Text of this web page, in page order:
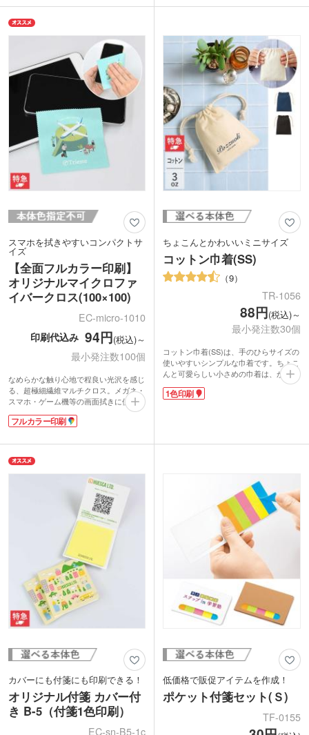
1色印刷・箔押し・フルカラー印刷で、
お持ちのロゴ・文字・イラストを印刷い
たします。学生から社会人、主婦の方ま
で、どなたにも喜ばれるお役立ちアイテ
ム。適度な粘着力、書きやすい紙質・色
とサイズで、スタッフからの支持も熱い
大人気ふせんです。
す。手軽に配れる実用的な販促品とし
躍なアイテムです。
--------------------------
【かんたんデザインテンプレートありま
お好きなデザインを選ぶだけ。データが
作れなくても簡単にオリジナル制作がで
きます。
--------------------------
スマホを拭きやすいコンパクトサ
イズ
【全面フルカラー印刷】
オリジナルマイクロファ
イバークロス(100×100)
EC-micro-1010
印刷代込み 94円(税込)～
最小発注数100個
なめらかな触り心地で程良い光沢を感じ
る、超極細繊維マルチクロス。メガネ・
スマホ・ゲーム機等の画面拭きに使えま
す。指紋や油膜を洗剤無しで、乾拭きす
るだけでキレイに拭き取れます。速乾性
全面にフルカラー印刷が可能で、販促効
果もばっちり！ 約W100×H100mmのコ
ンパクトサイズで、来場者プレゼントや
キャンペーンの景品として配りやすいの
も魅力です。アーティストやキャラクタ
ーグッズの制作、同人イベントなど、幅
広いシーンで活躍します。
フルカラー印刷
ちょこんとかわいいミニサイズ
コットン巾着(SS)
9
TR-1056
88円(税込)～
最小発注数30個
コットン巾着(SS)は、手のひらサイズの
使いやすいシンプルな巾着です。ちょこ
んと可愛らしい小さめの巾着は、かさば
らないので小物の持ち歩きに最適です。
アクセサリーやコスメ、充電コードなど
インに名入れが映えます。オリジナルグ
ッズの作成や、お菓子などを入れてギフ
ト用のパッケージとして使ってもオシャ
1色印刷
カバーにも付箋にも印刷できる！
オリジナル付箋 カバー付
き B-5（付箋1色印刷）
EC-sn-B5-1c
低価格で販促アイテムを作成！
ポケット付箋セット(Ｓ)
TF-0155